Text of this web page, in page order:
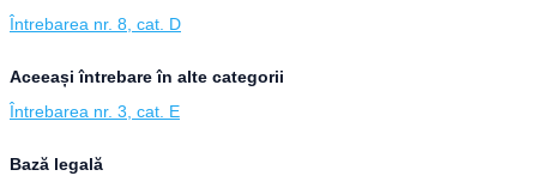
Întrebarea nr. 8, cat. D
Aceeași întrebare în alte categorii
Întrebarea nr. 3, cat. E
Bază legală